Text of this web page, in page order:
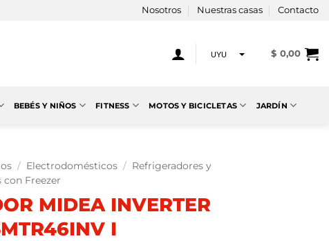
Nosotros Nuestras casas Contacto
UYU $ 0,00
BEBÉS Y NIÑOS FITNESS MOTOS Y BICICLETAS JARDÍN
/ Electrodomésticos / Refrigeradores y
con Freezer
MIDEA INVERTER
I